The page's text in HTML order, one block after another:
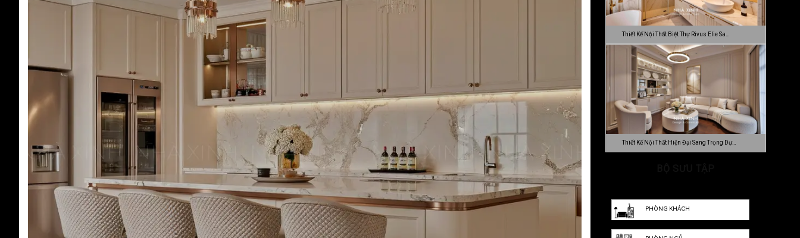
Thiết Kế Nội Thất Biệt Thự Rivus Elie Sa…
Thiết Kế Nội Thất Hiện Đại Sang Trọng Dự…
PHÒNG KHÁCH